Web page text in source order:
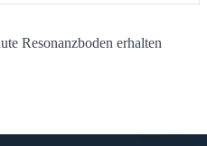
Resonanzboden erhalten